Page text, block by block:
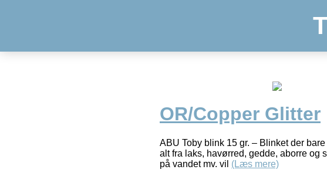
OR/Copper Glitter
ABU Toby blink 15 gr. – Blinket der
alt fra laks, havørred, gedde, aborre og
på vandet mv. vil (Læs mere)